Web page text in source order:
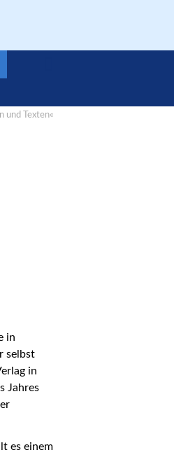
und Texten«
in
selbst
in
Jahres
es einem